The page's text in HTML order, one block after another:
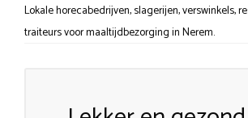
Lokale horecabedrijven, slagerijen, verswinkels,
traiteurs voor maaltijdbezorging in Nerem.